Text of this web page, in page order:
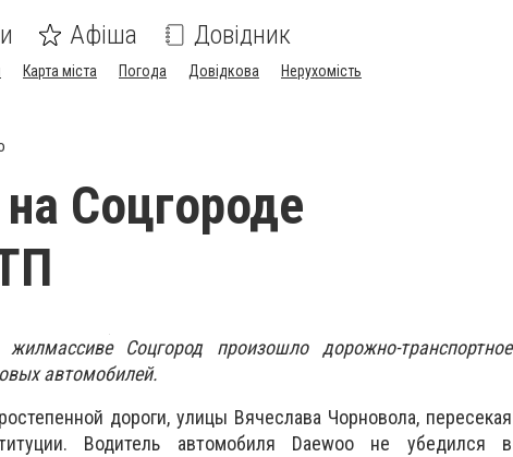
Афіша Довідник
Карта міста Погода Довідкова Нерухомість
Соцгороде
Соцгород произошло дорожно-транспортное
автомобилей.
дороги, улицы Вячеслава Чорновола, пересекая
Водитель автомобиля Daewoo не убедился в